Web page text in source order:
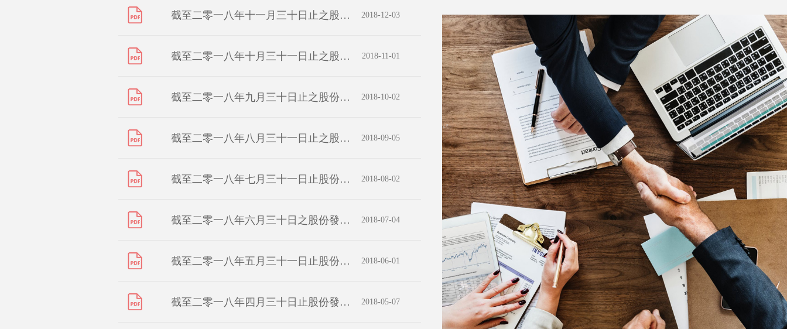
截至二零一八年十一月三十日止之股份發行人的證券變動月報表 2018-12-03
截至二零一八年十月三十一日止之股份發行人的證券變動月報表 2018-11-01
截至二零一八年九月三十日止之股份發行人的證券變動月報表 2018-10-02
截至二零一八年八月三十一日止之股份發行人的證券變動月報表 2018-09-05
截至二零一八年七月三十一日止股份發行人的證券變動月報表 2018-08-02
截至二零一八年六月三十日之股份發行人的證券變動月報表 2018-07-04
截至二零一八年五月三十一日止股份發行人的證券變動月報表 2018-06-01
截至二零一八年四月三十日止股份發行人的證券變動月報表 2018-05-07